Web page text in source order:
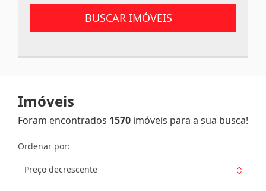
BUSCAR IMÓVEIS
Imóveis
Foram encontrados 1570 imóveis para a sua busca!
Ordenar por:
Preço decrescente